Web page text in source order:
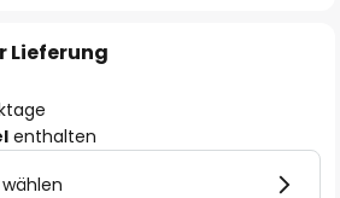
Lieferung
enthalten